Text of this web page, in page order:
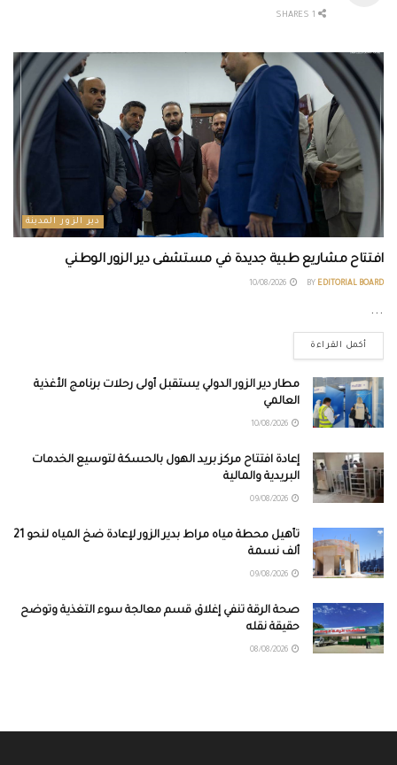
دير الزور المدينة
افتتاح مشاريع طبية جديدة في مستشفى دير الزور الوطني
BY EDITORIAL BOARD
...
أكمل القراءة
مطار دير الزور الدولي يستقبل أولى رحلات برنامج الأغذية
العالمي
إعادة افتتاح مركز بريد الهول بالحسكة لتوسيع الخدمات
البريدية والمالية
تأهيل محطة مياه مراط بدير الزور لإعادة ضخ المياه لنحو 21
ألف نسمة
صحة الرقة تنفي إغلاق قسم معالجة سوء التغذية وتوضح
حقيقة نقله